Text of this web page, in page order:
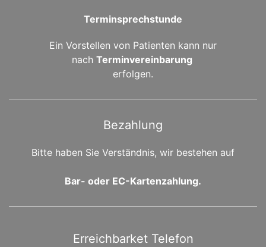
Terminsprechstunde
Ein Vorstellen von Patienten kann nur
nach Terminvereinbarung
erfolgen.
Bezahlung
Bitte haben Sie Verständnis, wir bestehen auf
Bar- oder EC-Kartenzahlung.
Erreichbarket Telefon